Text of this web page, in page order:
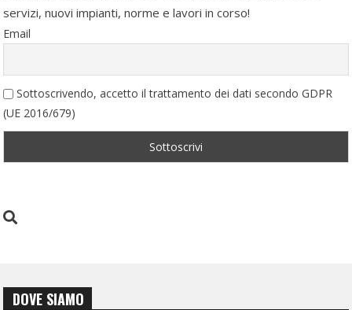
servizi, nuovi impianti, norme e lavori in corso!
Email
Sottoscrivendo, accetto il trattamento dei dati secondo GDPR
(UE 2016/679)
DOVE SIAMO